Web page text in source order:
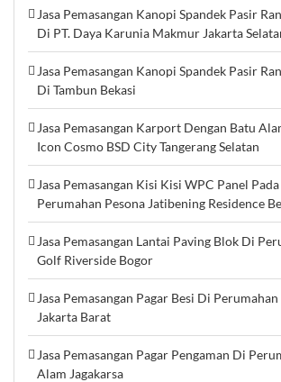
Jasa Pemasangan Kanopi Spandek Pasir
Di PT. Daya Karunia Makmur Jakarta
Jasa Pemasangan Kanopi Spandek Pasir
Di Tambun Bekasi
Jasa Pemasangan Karport Dengan Batu
Icon Cosmo BSD City Tangerang Selatan
Jasa Pemasangan Kisi Kisi WPC Panel
Perumahan Pesona Jatibening Residence
Jasa Pemasangan Lantai Paving Blok Di
Golf Riverside Bogor
Jasa Pemasangan Pagar Besi Di
Jakarta Barat
Jasa Pemasangan Pagar Pengaman Di
Alam Jagakarsa